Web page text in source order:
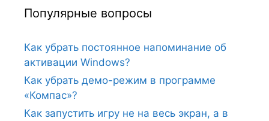
Популярные вопросы
Как убрать постоянное напоминание об
активации Windows?
Как убрать демо-режим в программе
«Компас»?
Как запустить игру не на весь экран, а в